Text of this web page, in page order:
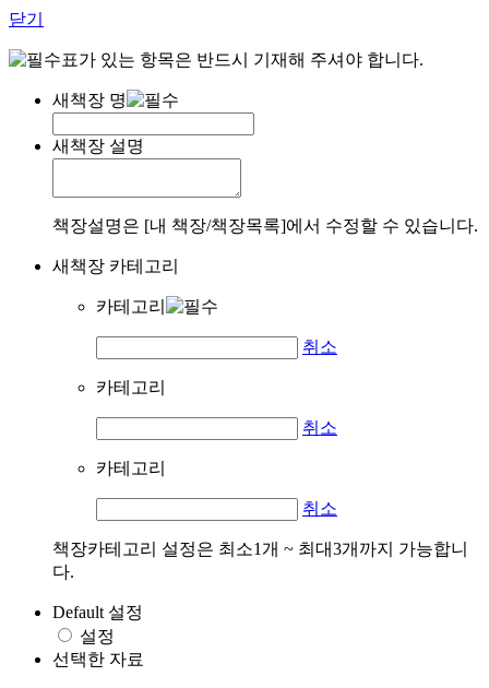
닫기
표가 있는 항목은 반드시 기재해 주셔야 합니다.
새책장 명
새책장 설명
책장설명은 [내 책장/책장목록]에서 수정할 수 있습니다.
새책장 카테고리
카테고리
취소
카테고리
취소
카테고리
취소
책장카테고리 설정은 최소1개 ~ 최대3개까지 가능합니
다.
Default 설정
설정
선택한 자료